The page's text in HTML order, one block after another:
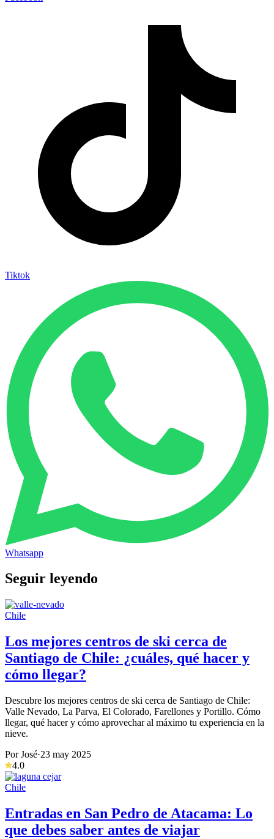
Tiktok
Whatsapp
Seguir leyendo
Chile
Los mejores centros de ski cerca de
Santiago de Chile: ¿cuáles, qué hacer y
cómo llegar?
Descubre los mejores centros de ski cerca de Santiago de Chile:
Valle Nevado, La Parva, El Colorado, Farellones y Portillo. Cómo
llegar, qué hacer y cómo aprovechar al máximo tu experiencia en la
nieve.
Por José·23 may 2025
4.0
Chile
Entradas en San Pedro de Atacama: Lo
que debes saber antes de viajar